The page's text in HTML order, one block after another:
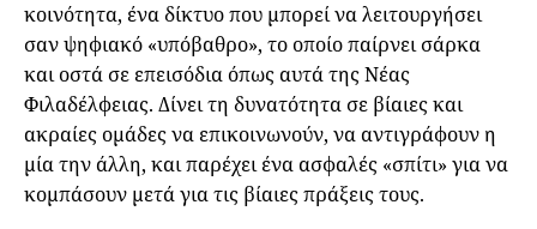
κοινότητα, ένα δίκτυο που μπορεί να λειτουργήσει
σαν ψηφιακό «υπόβαθρο», το οποίο παίρνει σάρκα
και οστά σε επεισόδια όπως αυτά της Νέας
Φιλαδέλφειας. Δίνει τη δυνατότητα σε βίαιες και
ακραίες ομάδες να επικοινωνούν, να αντιγράφουν η
μία την άλλη, και παρέχει ένα ασφαλές «σπίτι» για να
κομπάσουν μετά για τις βίαιες πράξεις τους.